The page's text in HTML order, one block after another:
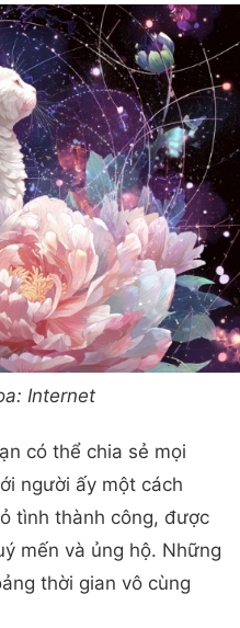
Internet
có thể chia sẻ mọi
người ấy một cách
tình thành công, được
mến và ủng hộ. Những
thời gian vô cùng